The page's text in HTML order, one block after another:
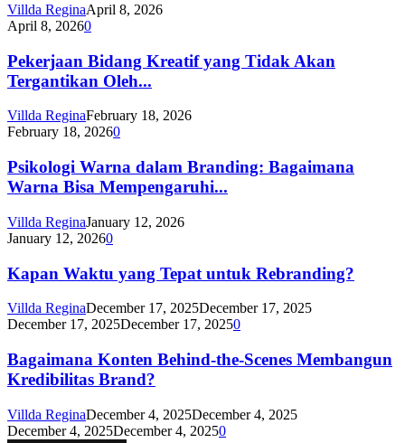
Villda ReginaApril 8, 2026
April 8, 20260
Pekerjaan Bidang Kreatif yang Tidak Akan
Tergantikan Oleh...
Villda ReginaFebruary 18, 2026
February 18, 20260
Psikologi Warna dalam Branding: Bagaimana
Warna Bisa Mempengaruhi...
Villda ReginaJanuary 12, 2026
January 12, 20260
Kapan Waktu yang Tepat untuk Rebranding?
Villda ReginaDecember 17, 2025December 17, 2025
December 17, 2025December 17, 20250
Bagaimana Konten Behind-the-Scenes Membangun
Kredibilitas Brand?
Villda ReginaDecember 4, 2025December 4, 2025
December 4, 2025December 4, 20250